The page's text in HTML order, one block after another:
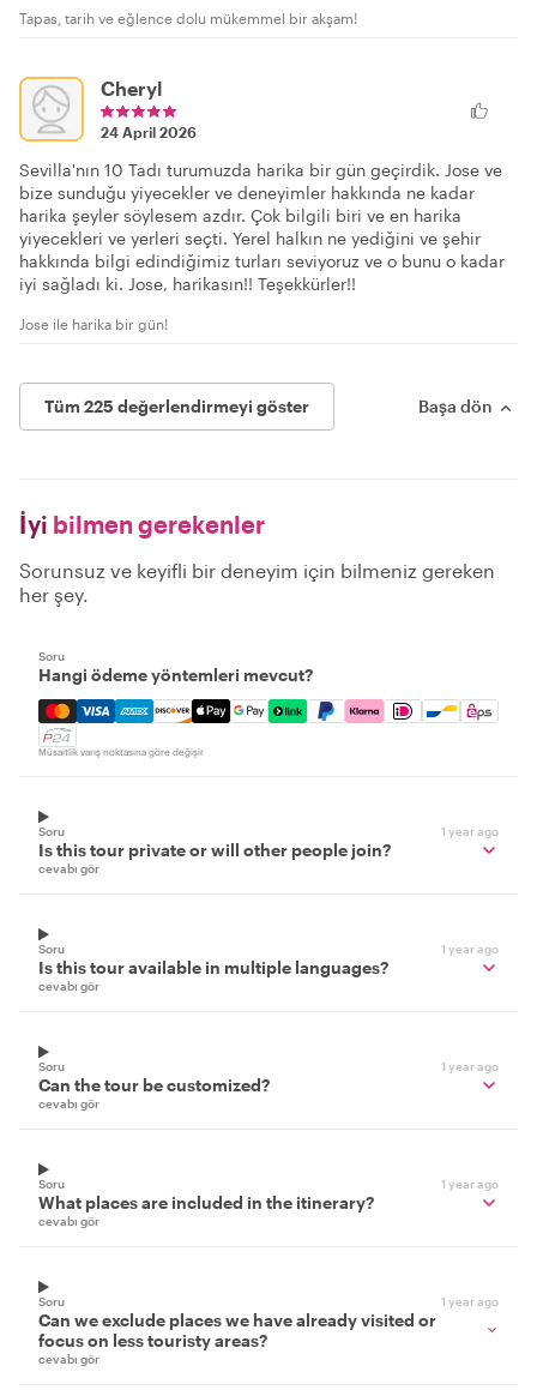
Tapas, tarih ve eğlence dolu mükemmel bir akşam!
Cheryl
24 April 2026
Sevilla'nın 10 Tadı turumuzda harika bir gün geçirdik. Jose ve
bize sunduğu yiyecekler ve deneyimler hakkında ne kadar
harika şeyler söylesem azdır. Çok bilgili biri ve en harika
yiyecekleri ve yerleri seçti. Yerel halkın ne yediğini ve şehir
hakkında bilgi edindiğimiz turları seviyoruz ve o bunu o kadar
iyi sağladı ki. Jose, harikasın!! Teşekkürler!!
Jose ile harika bir gün!
Tüm 225 değerlendirmeyi göster Başa dön
İyi bilmen gerekenler
Sorunsuz ve keyifli bir deneyim için bilmeniz gereken
her şey.
Soru
Hangi ödeme yöntemleri mevcut?
Mastercard, Visa, Amex, Discover, Apple Pay, Google
Müsaitlik varış noktasına göre değişir
Soru 1 year ago
Is this tour private or will other people join?
cevabı gör
Soru 1 year ago
Is this tour available in multiple languages?
cevabı gör
Soru 1 year ago
Can the tour be customized?
cevabı gör
Soru 1 year ago
What places are included in the itinerary?
cevabı gör
Soru 1 year ago
Can we exclude places we have already visited or
focus on less touristy areas?
cevabı gör